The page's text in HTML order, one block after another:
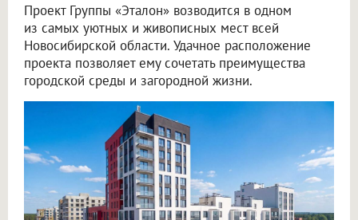
Проект Группы «Эталон» возводится в одном
из самых уютных и живописных мест всей
Новосибирской области. Удачное расположение
проекта позволяет ему сочетать преимущества
городской среды и загородной жизни.